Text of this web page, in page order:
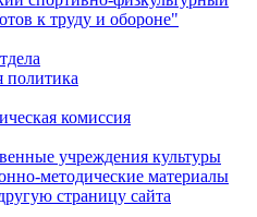
к труду и обороне"
комиссия
учреждения культуры
методические материалы
страницу сайта